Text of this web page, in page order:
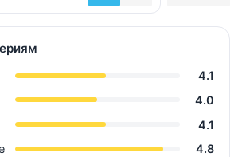
4.1
4.0
4.1
4.8